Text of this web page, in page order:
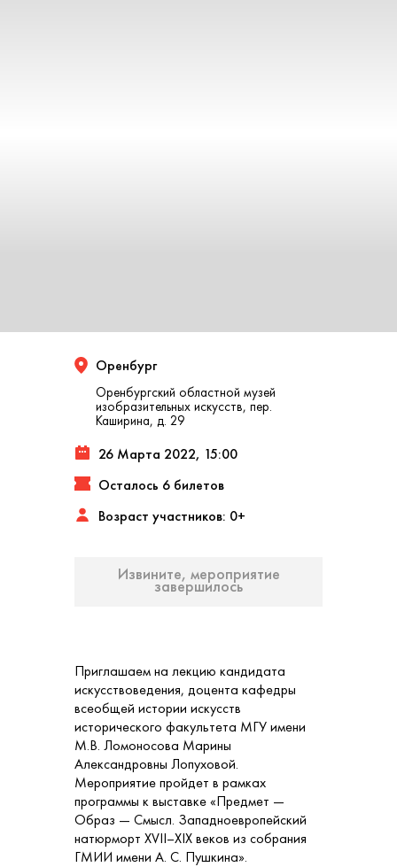
Оренбург᠌
Оренбургский областной музей
изобразительных искусств, пер.
Каширина, д. 29
26 Марта 2022, 15:00
Осталось 6 билетов
Возраст участников: 0+
Извините, мероприятие
завершилось
Приглашаем на лекцию кандидата
искусствоведения, доцента кафедры
всеобщей истории искусств
исторического факультета МГУ имени
М.В. Ломоносова Марины
Александровны Лопуховой.
Мероприятие пройдет в рамках
программы к выставке «Предмет —
Образ — Смысл. Западноевропейский
натюрморт XVII–XIX веков из собрания
ГМИИ имени А. С. Пушкина».